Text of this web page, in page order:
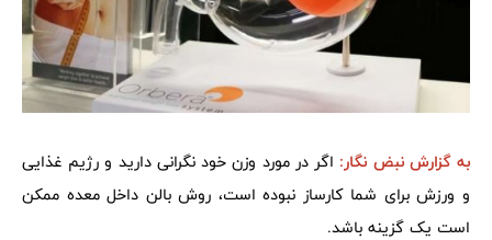
به گزارش نبض نگار: اگر در مورد وزن خود نگرانی دارید و رژیم غذایی
و ورزش برای شما کارساز نبوده است، روش بالن داخل معده ممکن
است یک گزینه باشد.